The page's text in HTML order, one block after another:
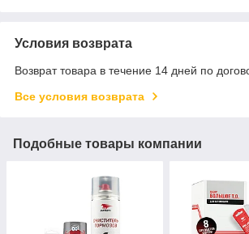
Условия возврата
Возврат товара в течение 14 дней по
Все условия возврата
Подобные товары компании